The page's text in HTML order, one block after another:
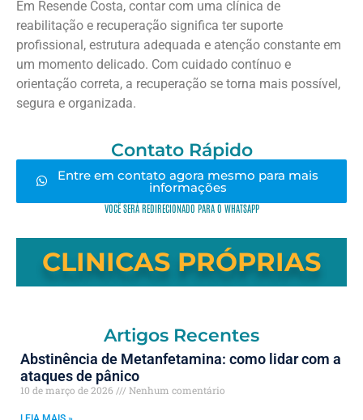
Em Resende Costa, contar com uma clínica de
reabilitação e recuperação significa ter suporte
profissional, estrutura adequada e atenção constante em
um momento delicado. Com cuidado contínuo e
orientação correta, a recuperação se torna mais possível,
segura e organizada.
Contato Rápido
Entre em contato agora mesmo para mais
informações
VOCÊ SERÁ REDIRECIONADO PARA O WHATSAPP
CLINICAS PRÓPRIAS
Artigos Recentes
Abstinência de Metanfetamina: como lidar com a
ataques de pânico
10 de março de 2026 Nenhum comentário